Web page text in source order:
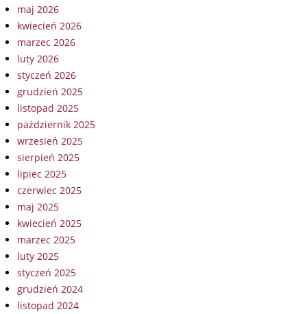
maj 2026
kwiecień 2026
marzec 2026
luty 2026
styczeń 2026
grudzień 2025
listopad 2025
październik 2025
wrzesień 2025
sierpień 2025
lipiec 2025
czerwiec 2025
maj 2025
kwiecień 2025
marzec 2025
luty 2025
styczeń 2025
grudzień 2024
listopad 2024